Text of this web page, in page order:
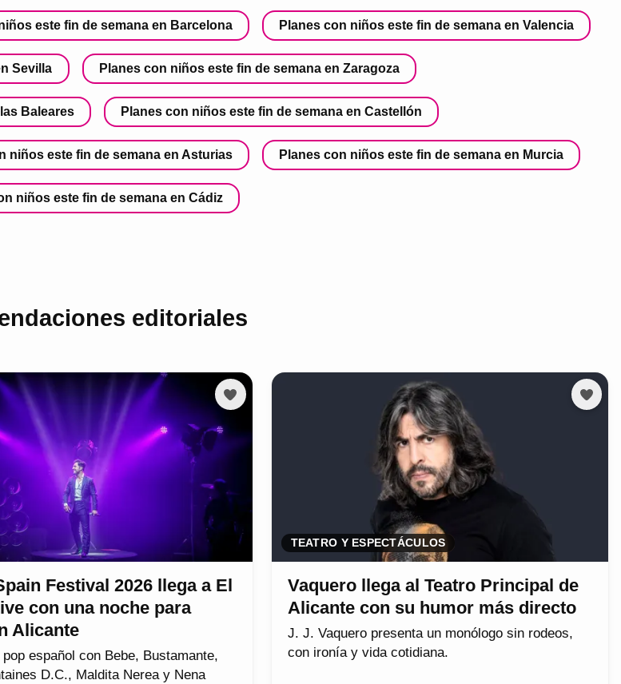
este fin de semana en Barcelona Planes con niños este fin de semana en Valencia
Sevilla Planes con niños este fin de semana en Zaragoza
Baleares Planes con niños este fin de semana en Castellón
niños este fin de semana en Asturias Planes con niños este fin de semana en Murcia
niños este fin de semana en Cádiz
editoriales
Festival 2026 llega a El
con una noche para
Alicante
español con Bebe, Bustamante,
D.C., Maldita Nerea y Nena
TEATRO Y ESPECTÁCULOS
Vaquero llega al Teatro Principal de
Alicante con su humor más directo
J. J. Vaquero presenta un monólogo sin rodeos,
con ironía y vida cotidiana.